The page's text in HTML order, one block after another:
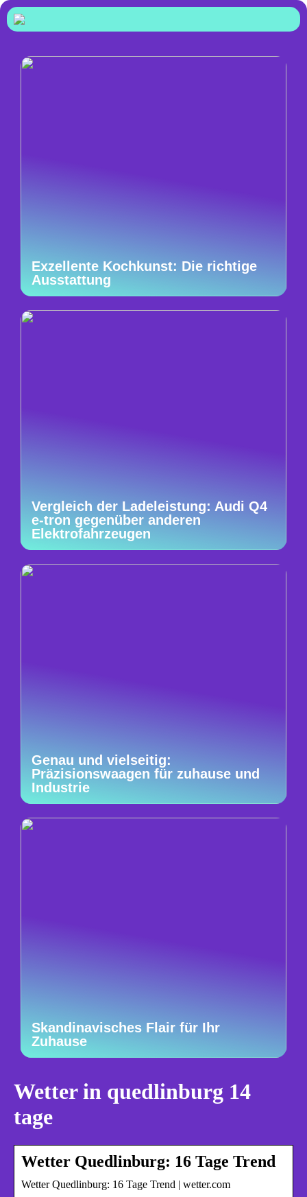
Exzellente Kochkunst: Die richtige
Ausstattung
Vergleich der Ladeleistung: Audi Q4
e-tron gegenüber anderen
Elektrofahrzeugen
Genau und vielseitig:
Präzisionswaagen für zuhause und
Industrie
Skandinavisches Flair für Ihr
Zuhause
Wetter in quedlinburg 14
tage
Wetter Quedlinburg: 16 Tage Trend
Wetter Quedlinburg: 16 Tage Trend | wetter.com